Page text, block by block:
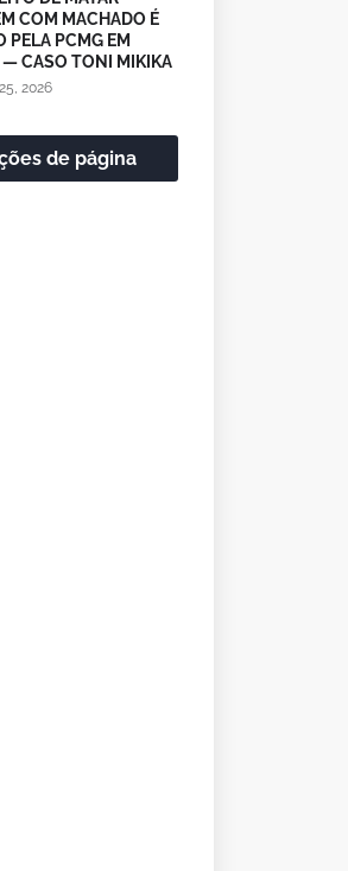
COM MACHADO É
PELA PCMG EM
— CASO TONI MIKIKA
2026
de página